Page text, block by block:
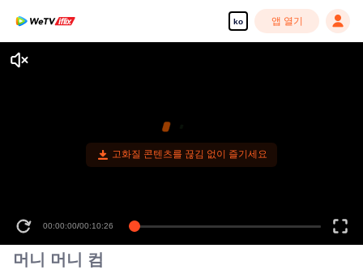
ko 앱 열기
고화질 콘텐츠를 끊김 없이 즐기세요
00:00:00/00:10:26
머니 머니 컴